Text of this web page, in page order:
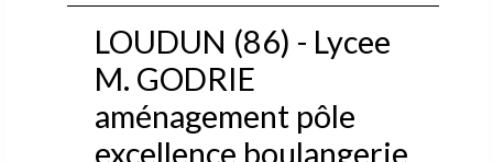
LOUDUN (86) - Lycee
M. GODRIE
aménagement pôle
excellence boulangerie